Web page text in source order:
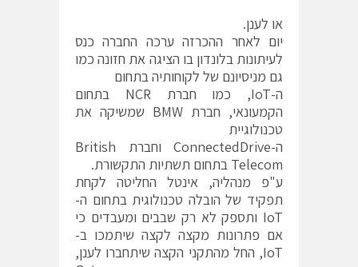
או לענן.
יום לאחר ההכרזה ערכה החברה כנס
לעיתונות בלונדון בו הציגה את חזונה כמו
גם מניסיונם של לקוחותיה בתחום
ה-IoT, כמו חברת NCR בתחום
הקמעונאי, חברת BMW שמשיקה את
טכנולוגיית
ה-ConnectedDrive וחברת British
Telecom בתחום תשתיות התקשורת.
ע"פ מנהליה, אינטל החליטה לקחת
תפקיד של הובלה טכנולוגית בתחום ה-
IoT ותספק לא רק שבבים ומעבדים כי
אם פתרונות מקצה לקצה שיתמכו ב-
IoT, החל מהתקני הקצה שיתחברו לענן,